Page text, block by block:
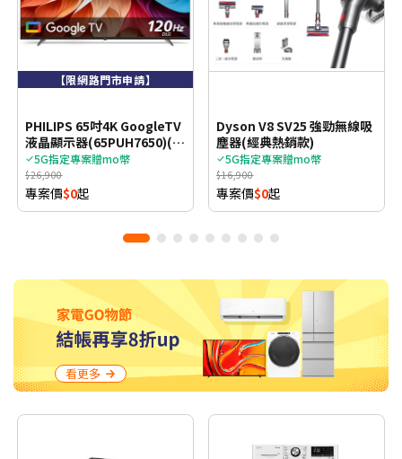
【限網路門市申請】
PHILIPS 65吋4K GoogleTV
液晶顯示器(65PUH7650)(含
基本安裝)
5G指定專案贈mo幣
$26,900
專案價$0起
Dyson V8 SV25 強勁無線吸
塵器(經典熱銷款)
5G指定專案贈mo幣
$16,900
專案價$0起
看更多